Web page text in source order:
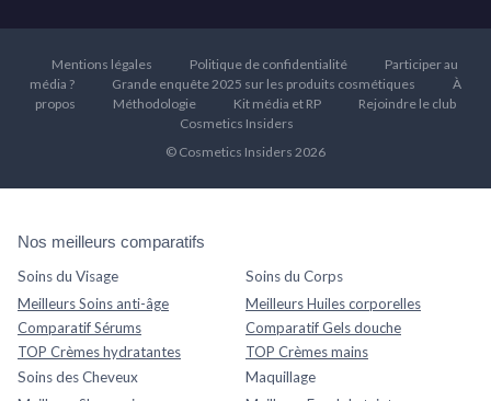
Mentions légales Politique de confidentialité
Participer au
média ?
Grande enquête 2025 sur les produits cosmétiques
À
propos
Méthodologie Kit média et RP
Rejoindre le club
Cosmetics Insiders
© Cosmetics Insiders 2026
Nos meilleurs comparatifs
Soins du Visage
Meilleurs Soins anti-âge
Comparatif Sérums
TOP Crèmes hydratantes
Soins du Corps
Meilleurs Huiles corporelles
Comparatif Gels douche
TOP Crèmes mains
Soins des Cheveux
Maquillage